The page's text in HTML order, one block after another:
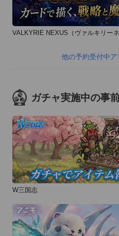
VALKYRIE NEXUS（ヴァルキリーネ
他の予約受付中ア
ガチャ実施中の事
W三国志